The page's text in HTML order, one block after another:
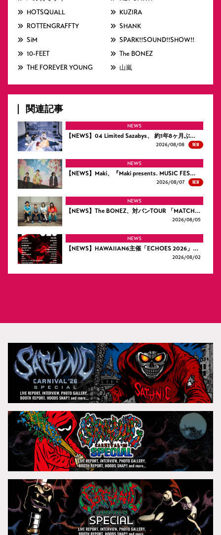
HOTSQUALL
KUZIRA
ROTTENGRAFFTY
SHANK
SiM
SPARK!!SOUND!!SHOW!!
10-FEET
The BONEZ
THE FOREVER YOUNG
山嵐
関連記事
NEWS
【NEWS】04 Limited Sazabys、 約1年8ヶ月ぶ…
2026/08/08 NEW
NEWS
【NEWS】Maki、『Maki presents. MUSIC FES…
2026/08/07 NEW
NEWS
【NEWS】The BONEZ、対バンTOUR 「MATCH…
2026/08/05
NEWS
【NEWS】HAWAIIAN6主催「ECHOES 2026」…
2026/08/02